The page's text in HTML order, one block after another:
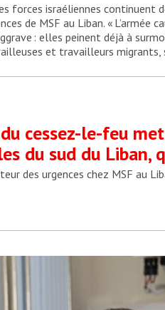
forces israéliennes continuent
de MSF au Liban. « L’armée
: elles peinent déjà à
et travailleurs
cessez-le-feu
du sud du Liban,
des urgences chez MSF au